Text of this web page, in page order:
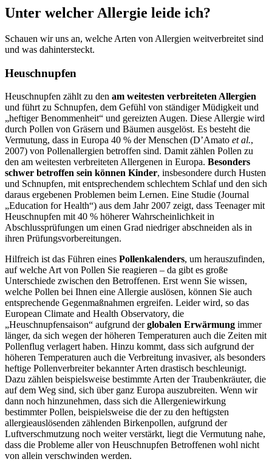
Unter welcher Allergie leide ich?
Schauen wir uns an, welche Arten von Allergien weitverbreitet sind
und was dahintersteckt.
Heuschnupfen
Heuschnupfen zählt zu den am weitesten verbreiteten Allergien
und führt zu Schnupfen, dem Gefühl von ständiger Müdigkeit und
„heftiger Benommenheit“ und gereizten Augen. Diese Allergie wird
durch Pollen von Gräsern und Bäumen ausgelöst. Es besteht die
Vermutung, dass in Europa 40 % der Menschen (D’Amato et al.,
2007) von Pollenallergien betroffen sind. Damit zählen Pollen zu
den am weitesten verbreiteten Allergenen in Europa. Besonders
schwer betroffen sein können Kinder, insbesondere durch Husten
und Schnupfen, mit entsprechendem schlechtem Schlaf und den sich
daraus ergebenen Problemen beim Lernen. Eine Studie (Journal
„Education for Health“) aus dem Jahr 2007 zeigt, dass Teenager mit
Heuschnupfen mit 40 % höherer Wahrscheinlichkeit in
Abschlussprüfungen um einen Grad niedriger abschneiden als in
ihren Prüfungsvorbereitungen.
Hilfreich ist das Führen eines Pollenkalenders, um herauszufinden,
auf welche Art von Pollen Sie reagieren – da gibt es große
Unterschiede zwischen den Betroffenen. Erst wenn Sie wissen,
welche Pollen bei Ihnen eine Allergie auslösen, können Sie auch
entsprechende Gegenmaßnahmen ergreifen. Leider wird, so das
European Climate and Health Observatory, die
„Heuschnupfensaison“ aufgrund derglobalen Erwärmung immer
länger, da sich wegen der höheren Temperaturen auch die Zeiten mit
Pollenflug verlagert haben. Hinzu kommt, dass sich aufgrund der
höheren Temperaturen auch die Verbreitung invasiver, als besonders
heftige Pollenverbreiter bekannter Arten drastisch beschleunigt.
Dazu zählen beispielsweise bestimmte Arten der Traubenkräuter, die
auf dem Weg sind, sich über ganz Europa auszubreiten. Wenn wir
dann noch hinzunehmen, dass sich die Allergeniewirkung
bestimmter Pollen, beispielsweise die der zu den heftigsten
allergieauslösenden zählenden Birkenpollen, aufgrund der
Luftverschmutzung noch weiter verstärkt, liegt die Vermutung nahe,
dass die Probleme aller von Heuschnupfen Betroffenen wohl nicht
von allein verschwinden werden.